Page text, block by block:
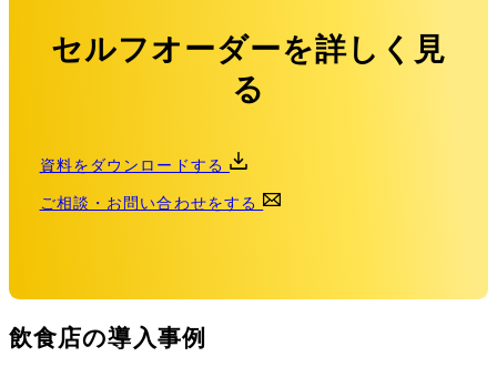
セルフオーダーを詳しく見
る
資料をダウンロードする
ご相談・お問い合わせをする
飲食店の導入事例